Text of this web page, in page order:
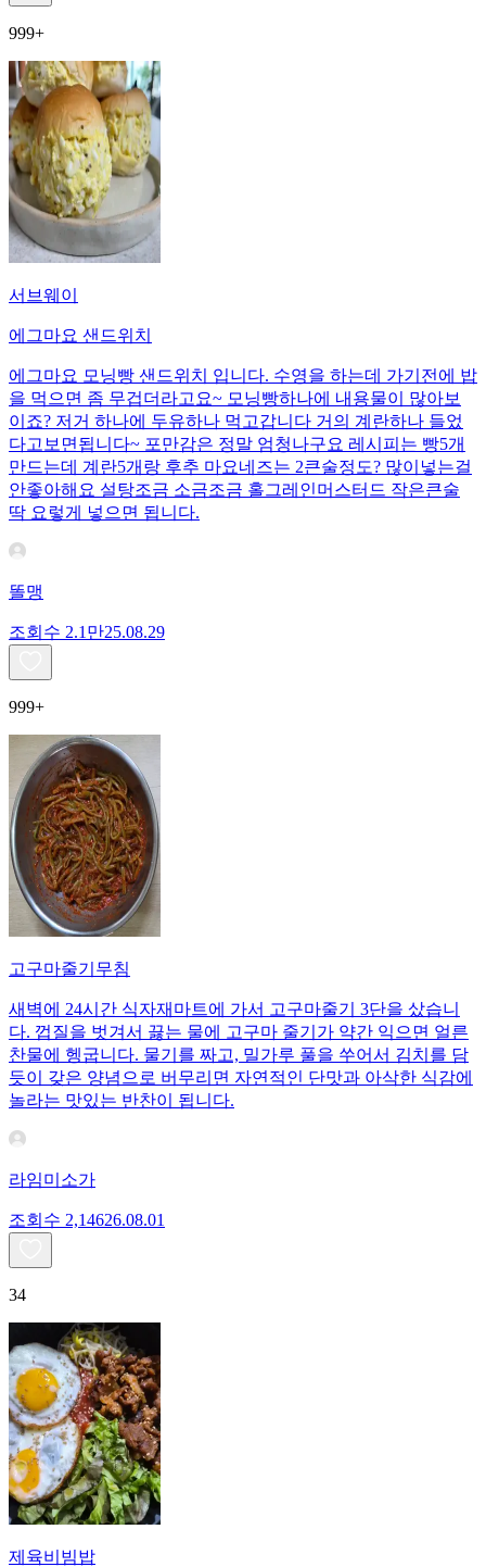
999+
서브웨이
에그마요 샌드위치
에그마요 모닝빵 샌드위치 입니다. 수영을 하는데 가기전에 밥
을 먹으면 좀 무겁더라고요~ 모닝빵하나에 내용물이 많아보
이죠? 저거 하나에 두유하나 먹고갑니다 거의 계란하나 들었
다고보면됩니다~ 포만감은 정말 엄청나구요 레시피는 빵5개
만드는데 계란5개랑 후추 마요네즈는 2큰술정도? 많이넣는걸
안좋아해요 설탕조금 소금조금 홀그레인머스터드 작은큰술
딱 요렇게 넣으면 됩니다.
똘맹
조회수 2.1만25.08.29
999+
고구마줄기무침
새벽에 24시간 식자재마트에 가서 고구마줄기 3단을 샀습니
다. 껍질을 벗겨서 끓는 물에 고구마 줄기가 약간 익으면 얼른
찬물에 헹굽니다. 물기를 짜고, 밀가루 풀을 쑤어서 김치를 담
듯이 갖은 양념으로 버무리면 자연적인 단맛과 아삭한 식감에
놀라는 맛있는 반찬이 됩니다.
라임미소가
조회수 2,14626.08.01
34
제육비빔밥